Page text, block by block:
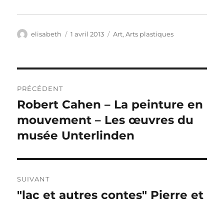
Auteur
elisabeth
Publié
1 avril 2013 Catégories
Art,Arts plastiques
de
l’article
PRÉCÉDENT
Publication
précédente :
Robert Cahen – La peinture en
mouvement – Les œuvres du
musée Unterlinden
SUIVANT
Publication
"lac et autres contes" Pierre et